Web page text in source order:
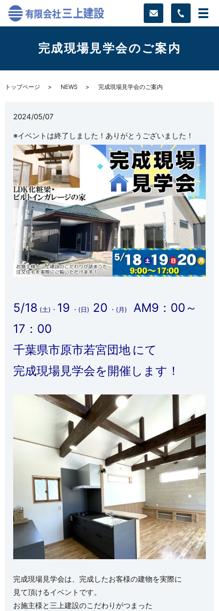
完成現場見学会のご案内
トップページ NEWS 完成現場見学会のご案内
2024/05/07
※イベントは終了しました！ありがとうございました！
5/18 (土)・ 19 ・(日) 20 ・(月)AM9：00～
17：00
千葉県市原市若宮団地 にて
完成現場見学会を開催します！
完成現場見学会は、完成したお客様の建物を実際に
見て頂けるイベントです。
お施主様と三上建設のこだわりがつまった